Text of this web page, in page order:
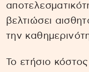
βελτιώσει
την
Το ετήσιο